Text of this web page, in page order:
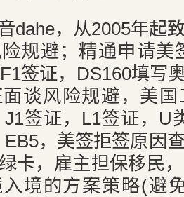
dahe，从2005年起
规避；精通申请美
签证，DS160填写
谈风险规避，美
签证，L1签证，U
EB5，美签拒签原因
卡，雇主担保移民
境的方案策略(避